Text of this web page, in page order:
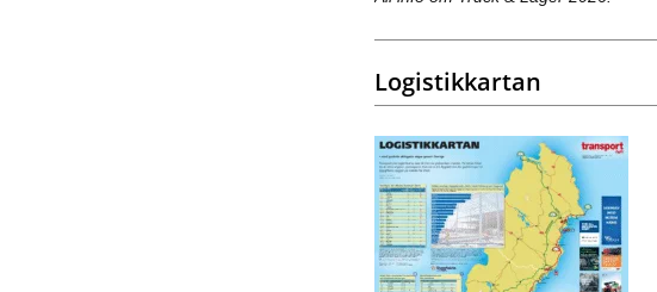
Logistikkartan